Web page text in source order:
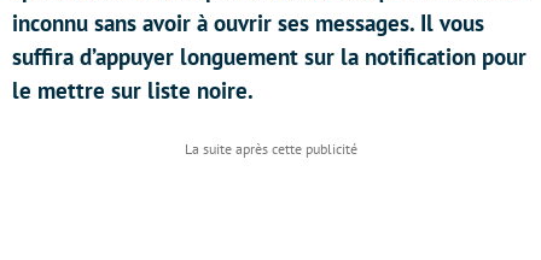
inconnu sans avoir à ouvrir ses messages. Il vous
suffira d’appuyer longuement sur la notification pour
le mettre sur liste noire.